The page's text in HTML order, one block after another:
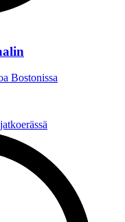
Bostonissa